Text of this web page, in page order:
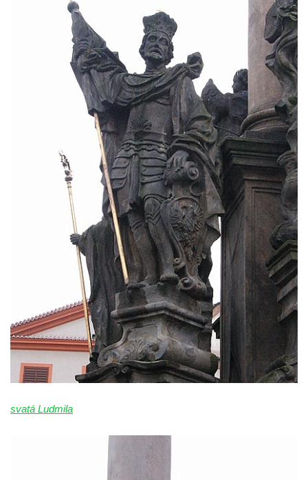
Panny Marie v Žatci
Socha sv. Norberta u kostela Nanebevzetí
Panny Marie v Žatci
Socha Panny Marie u kostela Nanebevzetí
Panny Marie v Žatci
Socha sv. Judy Tadeáše u kostela
Nanebevzetí Panny Marie v Žatci
Socha svatého Františka z Assisi u kostela
Nanebevzetí Panny Marie v Žatci
Sloupová Boží muka s reliéfy ve Skalici u
České Lípy
Sloup s kaplicí (boží muka) v Rooseveltově
ulici v Českém Krumlově
Sloup s kaplicí (boží muka) v Horní ulici v
Českém Krumlově
Sloup Panny Marie v Mostě
Sloup se sochou Anny Samotřetí v Mostě
Sloup Panny Marie v Černovicích u
Chomutova
Sloup Nejsvětější trojice náměstí Tomáše
Sloup Nejsvětější trojice v Teplicích
Sloup Panny Marie ve Vysokém nad
svatá Ludmila